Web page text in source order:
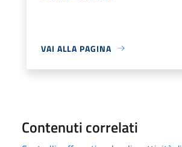
VAI ALLA PAGINA
Contenuti correlati